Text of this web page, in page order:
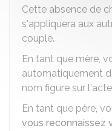
Cette absence de
s'appliquera aux
couple.
En tant que mère,
automatiquement
nom figure sur
En tant que père,
vous reconnaissez